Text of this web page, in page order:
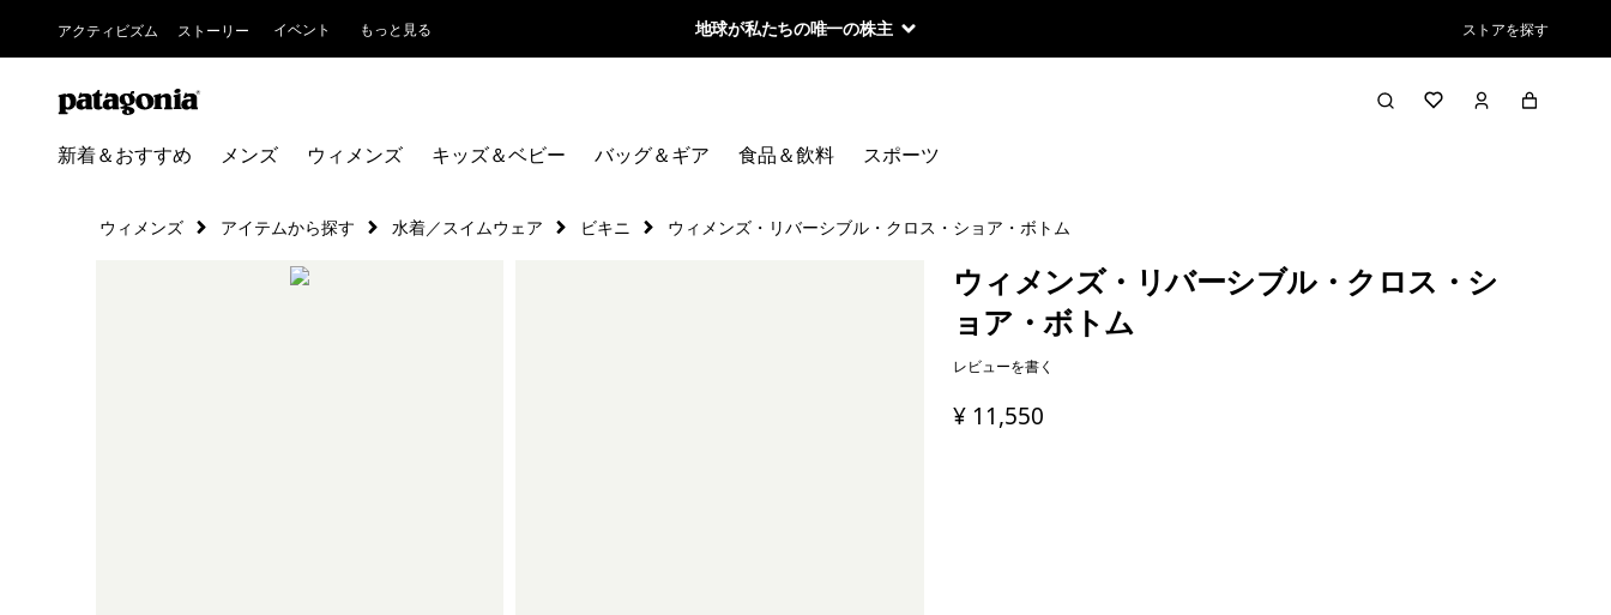
アクティビズム ストーリー イベント もっと見る 地球が私たちの唯一の株主 ストアを探す
新着＆おすすめ メンズ ウィメンズ キッズ＆ベビー バッグ＆ギア 食品＆飲料 スポーツ
ウィメンズ アイテムから探す 水着／スイムウェア ビキニ ウィメンズ・リバーシブル・クロス・ショア・ボトム
ウィメンズ・リバーシブル・クロス・シ
ョア・ボトム
レビューを書く
¥ 11,550